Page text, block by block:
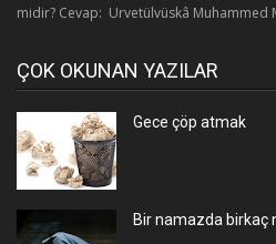
midir? Cevap: Urvetülvüskâ Muhammed
ÇOK OKUNAN YAZILAR
Gece çöp atmak
Bir namazda birkaç